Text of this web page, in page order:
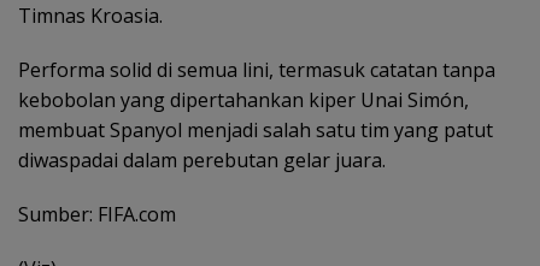
Timnas Kroasia.
Performa solid di semua lini, termasuk catatan tanpa
kebobolan yang dipertahankan kiper Unai Simón,
membuat Spanyol menjadi salah satu tim yang patut
diwaspadai dalam perebutan gelar juara.
Sumber: FIFA.com